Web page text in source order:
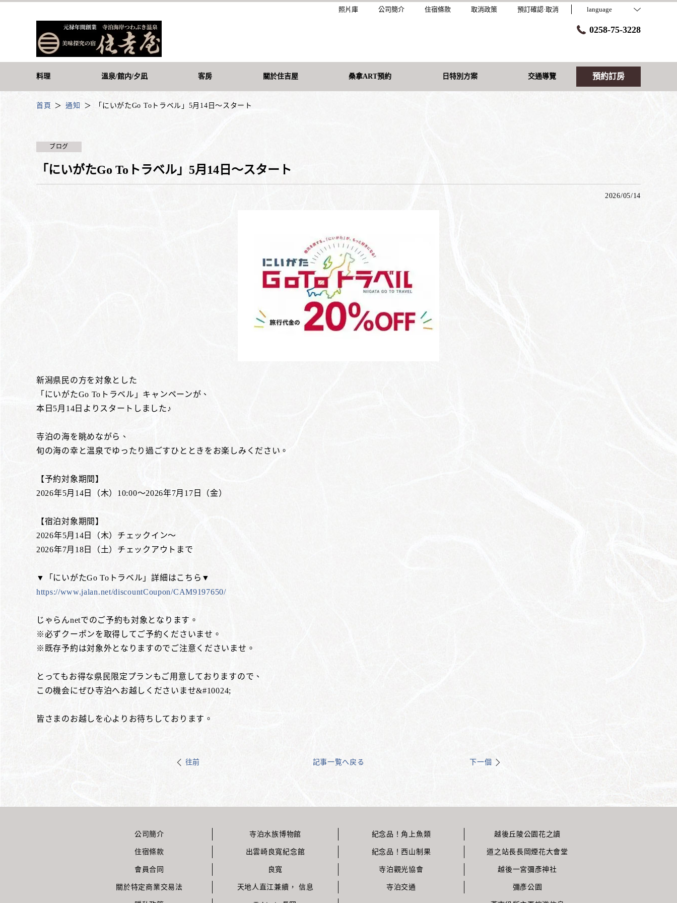
照片庫 公司簡介 住宿條款 取消政策 預訂確認·取消 language
0258-75-3228
料理 溫泉/館内/夕凪 客房 關於住吉屋 桑拿ART預約 日特別方案 交通導覽 預約訂房
首頁 通知 「にいがたGo Toトラベル」5月14日～スタート
ブログ
「にいがたGo Toトラベル」5月14日～スタート
2026/05/14
新潟県民の方を対象とした
「にいがたGo Toトラベル」キャンペーンが、
本日5月14日よりスタートしました♪
寺泊の海を眺めながら、
旬の海の幸と温泉でゆったり過ごすひとときをお楽しみください。
【予約対象期間】
2026年5月14日（木）10:00～2026年7月17日（金）
【宿泊対象期間】
2026年5月14日（木）チェックイン～
2026年7月18日（土）チェックアウトまで
▼「にいがたGo Toトラベル」詳細はこちら▼
https://www.jalan.net/discountCoupon/CAM9197650/
じゃらんnetでのご予約も対象となります。
※必ずクーポンを取得してご予約くださいませ。
※既存予約は対象外となりますのでご注意くださいませ。
とってもお得な県民限定プランもご用意しておりますので、
この機会にぜひ寺泊へお越しくださいませ&#10024;
皆さまのお越しを心よりお待ちしております。
往前 記事一覧へ戻る 下一個
公司簡介
住宿條款
會員合同
關於特定商業交易法
寺泊水族博物館
出雲崎良寬紀念館
良寬
天地人直江兼續， 信息
紀念品！角上魚類
紀念品！西山制果
寺泊觀光協會
寺泊交通
越後丘陵公園花之讀
道之站長長岡煙花大會堂
越後一宮彌彥神社
彌彥公園